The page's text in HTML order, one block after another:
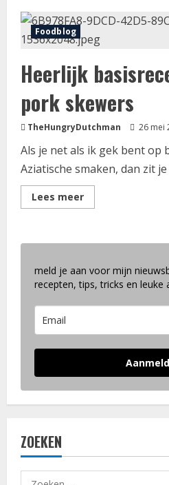
Foodblog
Heerlijk
pork skewers
TheHungryDutchman 26 mei
Als je net als ik gek bent op
Aziatische smaken, dan zit je
Lees meerLees
meer
voor
skewers
meld je aan voor mijn
recepten, tips, tricks en leuke
ZOEKEN
Zoeken